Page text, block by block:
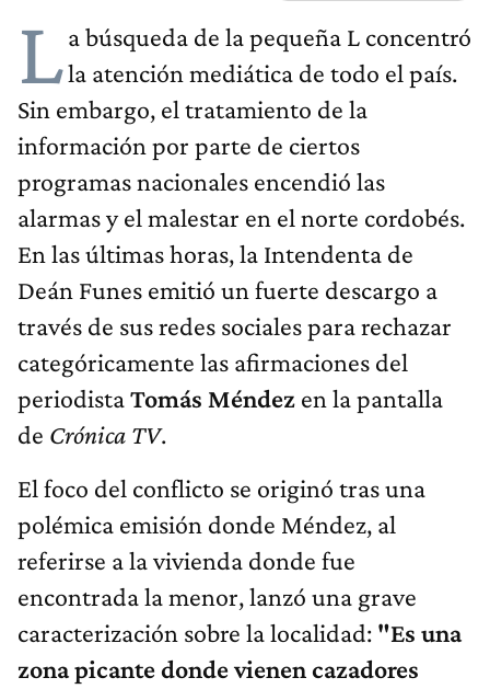
La búsqueda de la pequeña L concentró
la atención mediática de todo el país.
Sin embargo, el tratamiento de la
información por parte de ciertos
programas nacionales encendió las
alarmas y el malestar en el norte cordobés.
En las últimas horas, la Intendenta de
Deán Funes emitió un fuerte descargo a
través de sus redes sociales para rechazar
categóricamente las afirmaciones del
periodistaTomás Méndez en la pantalla
de Crónica TV.
El foco del conflicto se originó tras una
polémica emisión donde Méndez, al
referirse a la vivienda donde fue
encontrada la menor, lanzó una grave
caracterización sobre la localidad: "Es una
zona picante donde vienen cazadores